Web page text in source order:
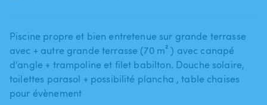
Piscine propre et bien entretenue sur grande terrasse
avec + autre grande terrasse (70 m² ) avec canapé
d'angle + trampoline et filet babilton. Douche solaire​,​
toilettes parasol + possibilité plancha ​,​ table chaises
pour évènement